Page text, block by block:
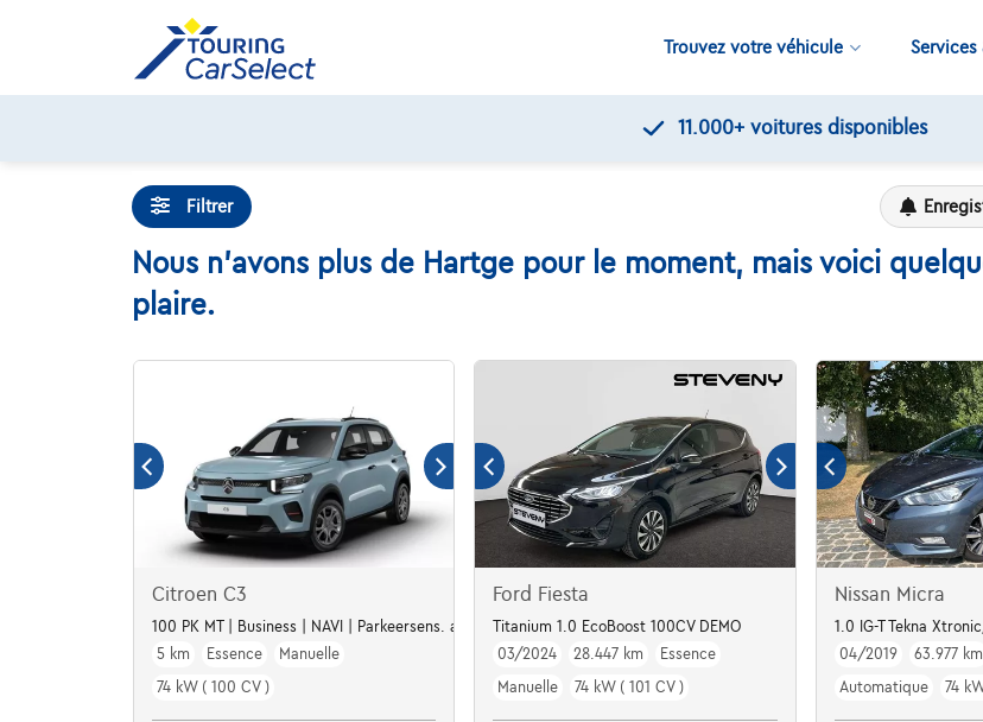
Trouvez votre véhicule Services
11.000+ voitures disponibles
Filtrer
Nous n'avons plus de Hartge pour le moment, mais voici
plaire.
Citroen C3
100 PK MT | Business | NAVI | Parkeersens. a | Airco | Apple Carplay | Cruise contr. | ...
5 km
Essence
Manuelle
74 kW ( 100 CV )
Ford Fiesta
Titanium 1.0 EcoBoost 100CV DEMO
03/2024
28.447 km
Essence
Manuelle
74 kW ( 101 CV )
Nissan Micra
1.0 IG-T Tekna
04/2019
63.977 km
Automatique
74